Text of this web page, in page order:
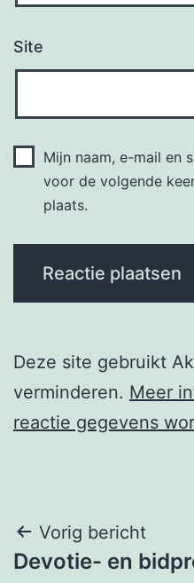
Site
Mijn naam, e-mail en
voor de volgende
plaats.
Deze site gebruikt
verminderen. Meer
reactie gegevens
Vorig bericht
Devotie- en